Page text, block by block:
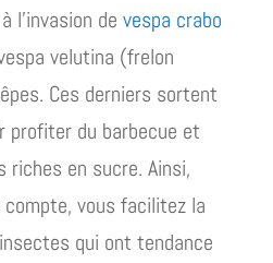
l’invasion de vespa crabo
velutina (frelon
Ces derniers sortent
profiter du barbecue et
en sucre. Ainsi,
vous facilitez la
qui ont tendance